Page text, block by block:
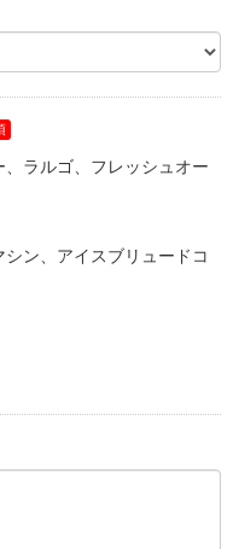
ラルゴ、フレッシュオー
ン、アイスブリュードコ